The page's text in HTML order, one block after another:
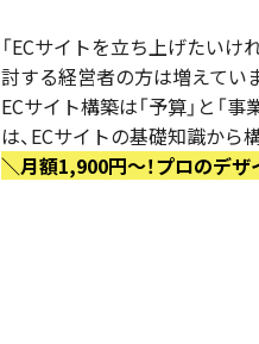
「ECサイトを立ち上げたい
討する経営者の方は増えてい
ECサイト構築は「予算」と「
は、ECサイトの基礎知識から
＼月額1,900円〜！プロのデ